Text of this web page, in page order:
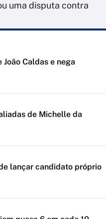
uma disputa contra
Caldas e nega
de Michelle da
lançar candidato próprio